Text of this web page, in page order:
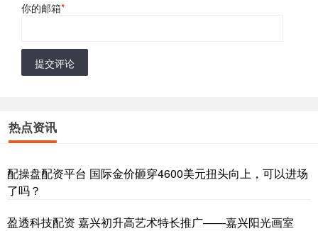
你的邮箱*
提交评论
热点资讯
配操盘配资平台 国际金价砸穿4600美元扭头向上，可以进场
了吗？
盈透科技配资 嘉兴初升高艺术特长推广——嘉兴阳光画室